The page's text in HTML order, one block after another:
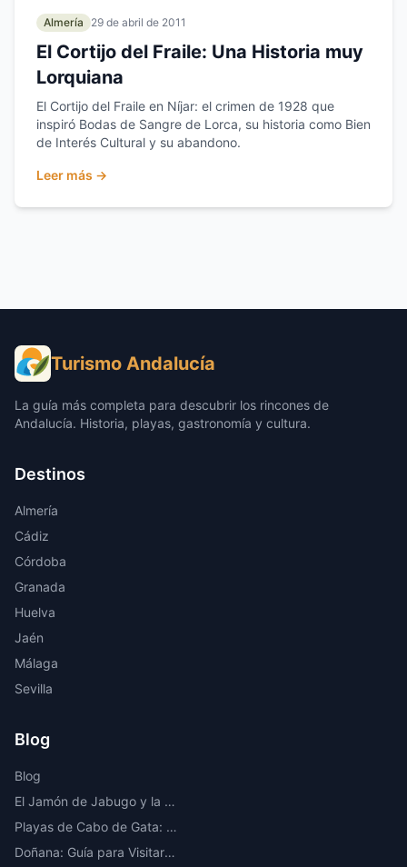
Almería 29 de abril de 2011
El Cortijo del Fraile: Una Historia muy
Lorquiana
El Cortijo del Fraile en Níjar: el crimen de 1928 que
inspiró Bodas de Sangre de Lorca, su historia como Bien
de Interés Cultural y su abandono.
Leer más →
Turismo Andalucía
La guía más completa para descubrir los rincones de
Andalucía. Historia, playas, gastronomía y cultura.
Destinos
Almería
Cádiz
Córdoba
Granada
Huelva
Jaén
Málaga
Sevilla
Blog
Blog
El Jamón de Jabugo y la Ruta del Ibérico en la Sierra de Huelva
Playas de Cabo de Gata: Las Mejores Calas y Playas Vírgenes de Almería
Doñana: Guía para Visitar el Parque Nacional Más Importante de Europa